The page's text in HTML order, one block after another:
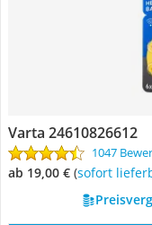
Varta 24610826612
1047
ab 19,00 € ( Sofort